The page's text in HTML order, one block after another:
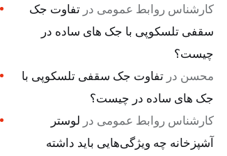
کارشناس روابط عمومی در تفاوت جک
سقفی تلسکوپی با جک های ساده در
چیست؟
محسن در تفاوت جک سقفی تلسکوپی با
جک های ساده در چیست؟
کارشناس روابط عمومی در لوستر
آشپزخانه چه ویژگی‌هایی باید داشته